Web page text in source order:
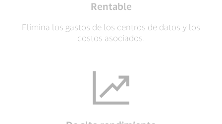
Rentable
Elimina los gastos de los centros de datos y los
costos asociados.